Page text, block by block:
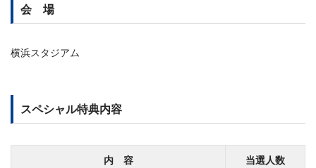
会 場
横浜スタジアム
スペシャル特典内容
内 容 当選人数